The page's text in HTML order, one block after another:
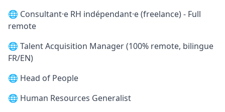
🌐 Consultant·e RH indépendant·e (freelance) - Full
remote
🌐 Talent Acquisition Manager (100% remote, bilingue
FR/EN)
🌐 Head of People
🌐 Human Resources Generalist